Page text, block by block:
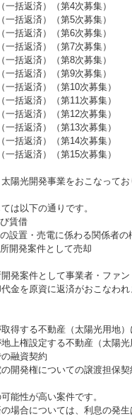
一括返済）（第4次募集）
一括返済）（第5次募集）
一括返済）（第6次募集）
一括返済）（第7次募集）
一括返済）（第8次募集）
一括返済）（第9次募集）
一括返済）（第10次募集）
一括返済）（第11次募集）
一括返済）（第12次募集）
一括返済）（第13次募集）
一括返済）（第14次募集）
一括返済）（第15次募集）
陽光開発事業をおこなってお
は以下の通りです。
賃借
設置・売電に係わる関係者の
開発案件として売却
発案件として事業者・ファン
金を原資に返済がおこなわれ
取得する不動産（太陽光用地
地上権設定する不動産（太陽
の融資契約
の開発権についての譲渡担保契
能性が高い案件です。
場合については、利息の発生